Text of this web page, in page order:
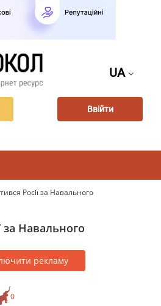
UA
Ввійти
Росії за Навального
за Навального
рекламу
0